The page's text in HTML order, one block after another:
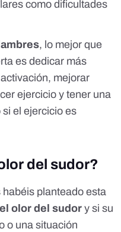
como dificultades
, lo mejor que
es dedicar más
mejorar
ejercicio y tener una
si el ejercicio es
del sudor?
planteado esta
olor del sudory si su
o una situación